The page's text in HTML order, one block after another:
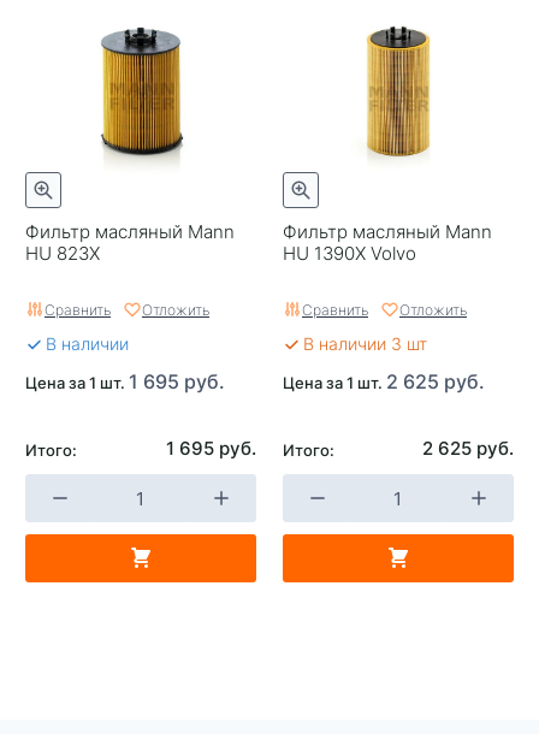
Фильтр масляный Mann
HU 823X
Сравнить Отложить
В наличии
Цена за 1 шт. 1 695 руб.
Итого: 1 695 руб.
Фильтр масляный Mann
HU 1390X Volvo
Сравнить Отложить
В наличии 3 шт
Цена за 1 шт. 2 625 руб.
Итого: 2 625 руб.